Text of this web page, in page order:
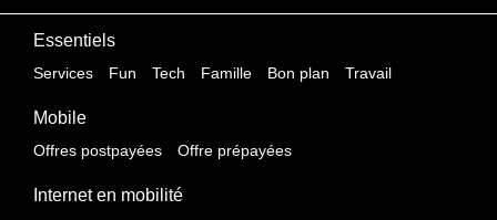
Essentiels
Services Fun Tech Famille Bon plan Travail
Mobile
Offres postpayées Offre prépayées
Internet en mobilité